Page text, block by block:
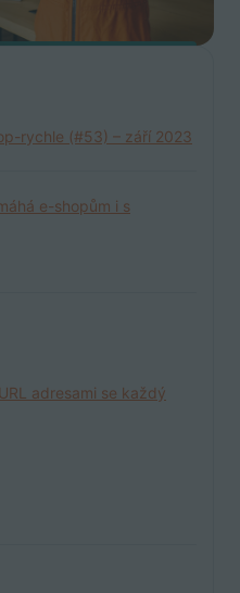
rychle (#53) – září 2023
e-shopům i s
adresami se každý